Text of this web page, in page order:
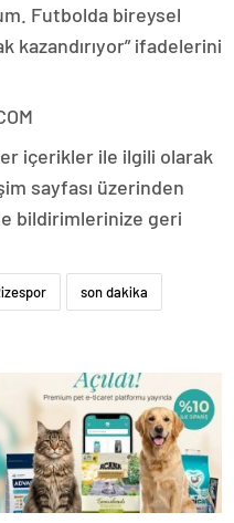
Futbolda bireysel
kazandırıyor” ifadelerini
içerikler ile ilgili olarak
sayfası üzerinden
bildirimlerinize geri
son dakika